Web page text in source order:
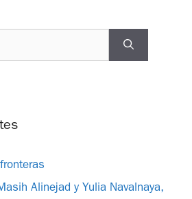
Alinejad y Yulia Navalnaya,